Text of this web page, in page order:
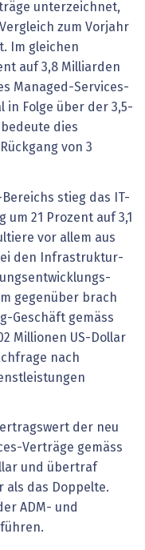
unterzeichnet,
zum Vorjahr
Im gleichen
auf 3,8 Milliarden
Managed-Services-
in Folge über der 3,5-
dies
von 3
stieg das IT-
21 Prozent auf 3,1
vor allem aus
den Infrastruktur-
gegenüber brach
Geschäft gemäss
Millionen US-Dollar
nach
der neu
Verträge gemäss
und übertraf
als das Doppelte.
ADM- und